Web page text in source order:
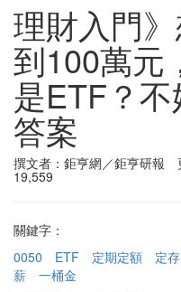
理財入門
到100萬元
是ETF？
答案
撰文者：鉅亨網／鉅亨研報
19,559
關鍵字：
0050
ETF 定期定額 定存
薪
一桶金